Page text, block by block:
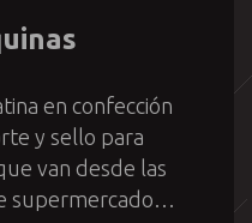
en confección
y sello para
van desde las
supermercado…